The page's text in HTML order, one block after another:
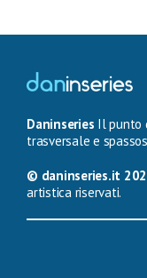
Daninseries Il punto
trasversale e
© daninseries.it
artistica riservati.